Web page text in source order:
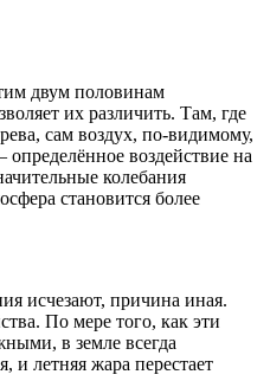
двум половинам
их различить. Там, где
сам воздух, по-видимому,
определённое воздействие на
колебания
становится более
исчезают, причина иная.
По мере того, как эти
в земле всегда
и летняя жара перестает